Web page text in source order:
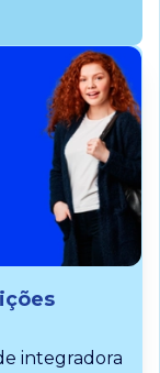
integradora